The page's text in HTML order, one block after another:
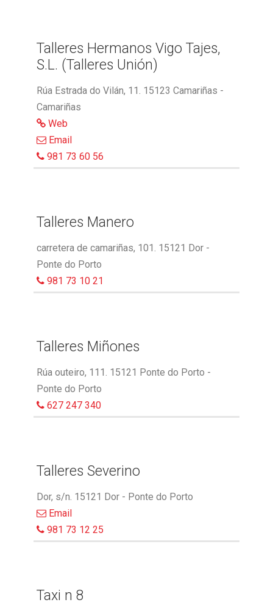
Talleres Hermanos Vigo Tajes,
S.L. (Talleres Unión)
Rúa Estrada do Vilán, 11. 15123 Camariñas -
Camariñas
Web
Email
981 73 60 56
Talleres Manero
carretera de camariñas, 101. 15121 Dor -
Ponte do Porto
981 73 10 21
Talleres Miñones
Rúa outeiro, 111. 15121 Ponte do Porto -
Ponte do Porto
627 247 340
Talleres Severino
Dor, s/n. 15121 Dor - Ponte do Porto
Email
981 73 12 25
Taxi n 8